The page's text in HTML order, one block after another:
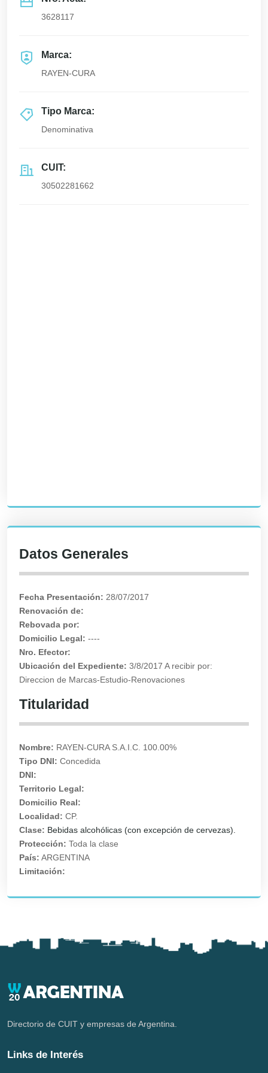
3628117
Marca:
RAYEN-CURA
Tipo Marca:
Denominativa
CUIT:
30502281662
Datos Generales
Fecha Presentación: 28/07/2017
Renovación de:
Rebovada por:
Domicilio Legal: ----
Nro. Efector:
Ubicación del Expediente: 3/8/2017 A recibir por:
Direccion de Marcas-Estudio-Renovaciones
Titularidad
Nombre: RAYEN-CURA S.A.I.C. 100.00%
Tipo DNI: Concedida
DNI:
Territorio Legal:
Domicilio Real:
Localidad: CP.
Clase: Bebidas alcohólicas (con excepción de cervezas).
Protección: Toda la clase
País: ARGENTINA
Limitación:
Directorio de CUIT y empresas de Argentina.
Links de Interés